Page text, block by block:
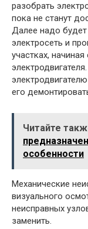
разобрать
пока не станут
Далее надо будет
электросеть и
участках,
его
Читайте
особенности
Механические
визуального
неисправных
заменить.